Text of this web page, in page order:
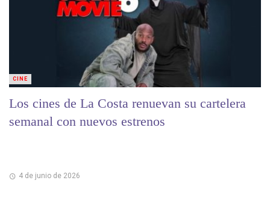
Los cines de La Costa renuevan su cartelera
semanal con nuevos estrenos
4 de junio de 2026
CINE